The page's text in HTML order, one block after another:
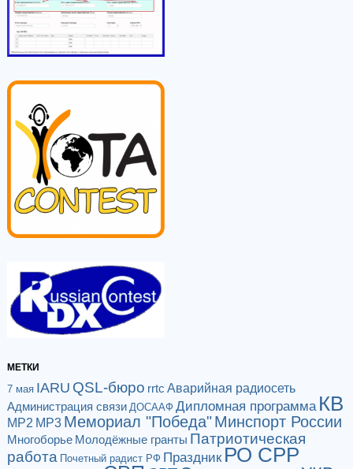
МЕТКИ
7 мая IARU QSL-бюро rrtc Аварийная радиосеть
Администрация связи ДОСААФ Дипломная программа КВ
МР2 МР3 Мемориал "Победа"Минспорт России
Многоборье Молодёжные гранты Патриотическая
работа Почетный радист РФ Праздник РО СРР